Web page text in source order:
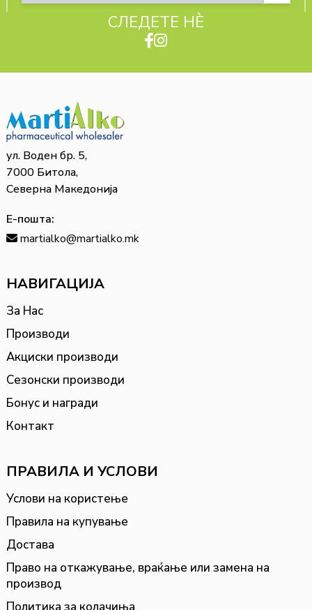
СЛЕДЕТЕ НЀ
ул. Воден бр. 5,
7000 Битола,
Северна Македонија
Е-пошта:
martialko@martialko.mk
НАВИГАЦИЈА
За Нас
Производи
Акциски производи
Сезонски производи
Бонус и награди
Контакт
ПРАВИЛА И УСЛОВИ
Услови на користење
Правила на купување
Достава
Право на откажување, враќање или замена на
производ